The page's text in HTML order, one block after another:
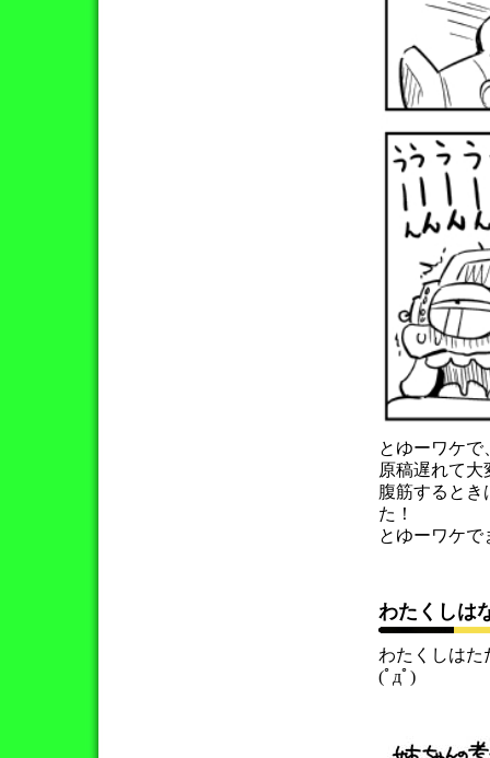
とゆーワケ
原稿遅れて
腹筋するとき
た！
とゆーワケで
わたくし
わたくしは
(ﾟдﾟ)